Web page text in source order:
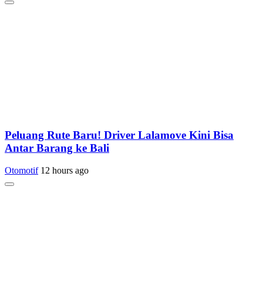
Peluang Rute Baru! Driver Lalamove Kini Bisa
Antar Barang ke Bali
Otomotif 12 hours ago